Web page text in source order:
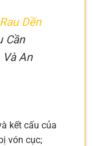
Rau Dền
Cần
An
kết cấu của
vón cục;